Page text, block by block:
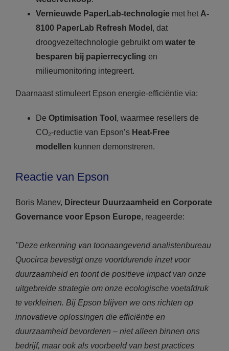
Vernieuwde PaperLab-technologiemet het A-
8100 PaperLab Refresh Model , dat
droogvezeltechnologie gebruikt om water te
besparen bij papierrecycling en
milieumonitoring integreert.
Daarnaast stimuleert Epson energie-efficiëntie via:
De Optimisation Tool , waarmee resellers de
CO₂-reductie van Epson’s Heat-Free
modellen kunnen demonstreren.
Reactie van Epson
Boris Manev, Directeur Duurzaamheid en Corporate
Governance voor Epson Europe, reageerde:
"Deze erkenning van toonaangevend analistenbureau
Quocirca bevestigt onze voortdurende inzet voor
duurzaamheid en toont de positieve impact van onze
uitgebreide strategie om onze ecologische voetafdruk
te verkleinen. Bij Epson blijven we ons richten op
innovatieve oplossingen die efficiëntie en
duurzaamheid bevorderen – niet alleen binnen ons
bedrijf, maar ook als voorbeeld van best practices